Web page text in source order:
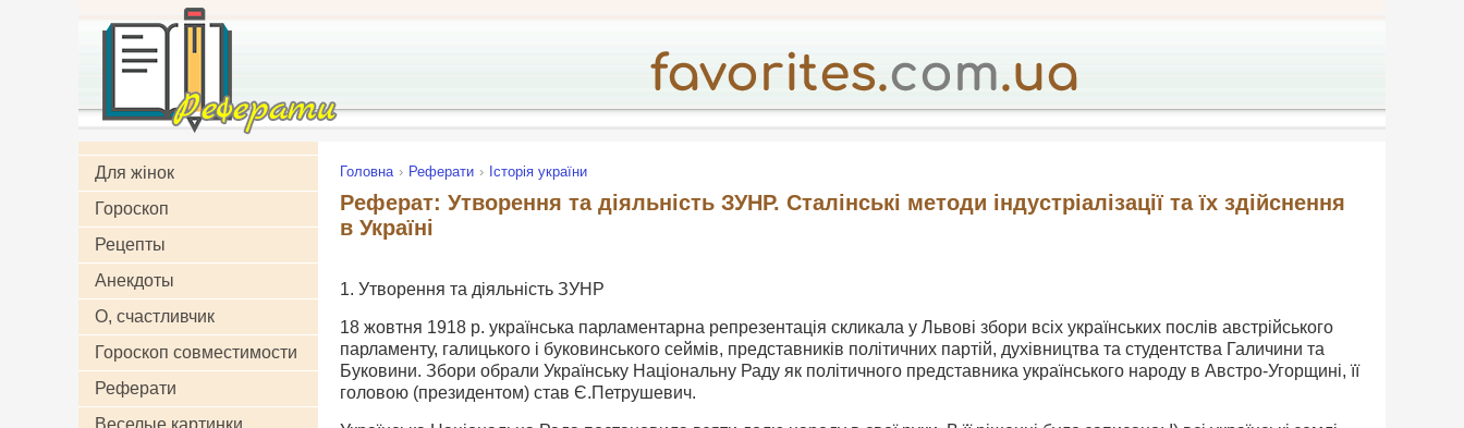
Для жінок
Гороскоп
Рецепты
Анекдоты
О, счастливчик
Гороскоп совместимости
Реферати
Веселые картинки
Головна Реферати Історія україни
Реферат: Утворення та діяльність ЗУНР. Сталінські методи індустріалізації та їх здійснення
в Україні
1. Утворення та діяльність ЗУНР
18 жовтня 1918 p. українська парламентарна репрезентація скликала у Львові збори всіх українських послів австрійського
парламенту, галицького і буковинського сеймів, пре­дставників політичних партій, духівництва та студентства Галичини та
Буковини. Збори обрали Українську Національну Раду як полі­тичного представника українського народу в Австро-Угорщині, її
головою (президентом) став Є.Петрушевич.